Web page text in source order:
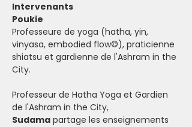
Intervenants
Poukie
Professeure de yoga (hatha, yin,
vinyasa, embodied flow©), praticienne
shiatsu et gardienne de l'Ashram in the
City.
Professeur de Hatha Yoga et Gardien
de l'Ashram in the City,
Sudama partage les enseignements